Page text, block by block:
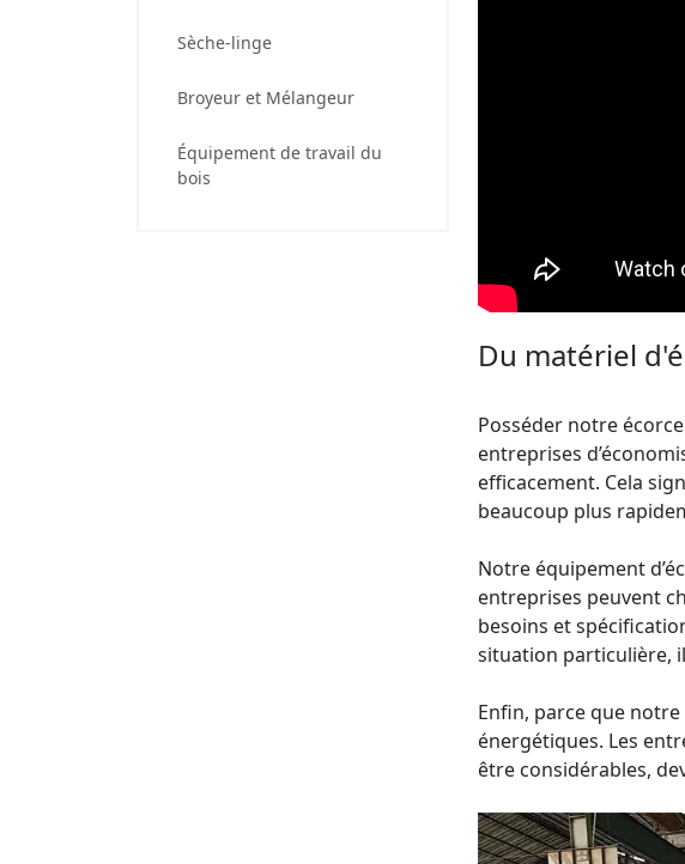
Sèche-linge
Broyeur et Mélangeur
Équipement de travail du
bois
Du matériel
Posséder notre
entreprises
efficacement. Cela
beaucoup plus
Notre équipement
entreprises peuvent
besoins et
situation particulière,
Enfin, parce que
énergétiques. Les
être considérables,